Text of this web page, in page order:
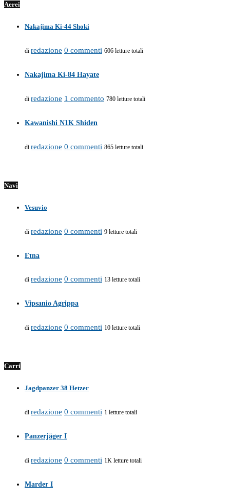
Aerei
Nakajima Ki-44 Shoki
di redazione 0 commenti 606 letture totali
Nakajima Ki-84 Hayate
di redazione 1 commento 780 letture totali
Kawanishi N1K Shiden
di redazione 0 commenti 865 letture totali
Navi
Vesuvio
di redazione 0 commenti 9 letture totali
Etna
di redazione 0 commenti 13 letture totali
Vipsanio Agrippa
di redazione 0 commenti 10 letture totali
Carri
Jagdpanzer 38 Hetzer
di redazione 0 commenti 1 letture totali
Panzerjäger I
di redazione 0 commenti 1K letture totali
Marder I